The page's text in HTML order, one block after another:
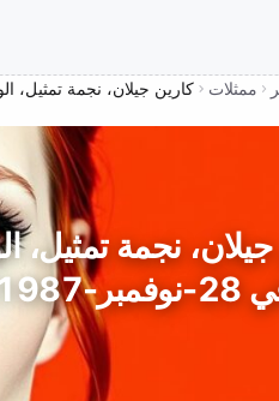
ممثلات كارين جيلان، نجمة تمثيل، الولايات
نجمة تمثيل،